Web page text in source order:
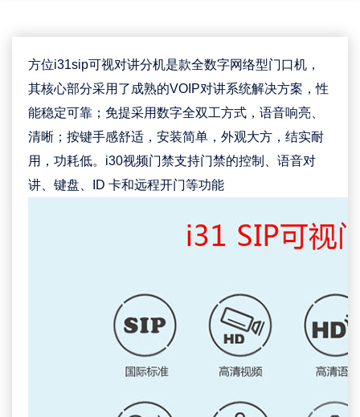
方位i31sip可视对讲分机是款全数字网络型门口机，
其核心部分采用了成熟的VOIP对讲系统解决方案，性
能稳定可靠；免提采用数字全双工方式，语音响亮、
清晰；按键手感舒适，安装简单，外观大方，结实耐
用，功耗低。i30视频门禁支持门禁的控制、语音对
讲、键盘、ID 卡和远程开门等功能